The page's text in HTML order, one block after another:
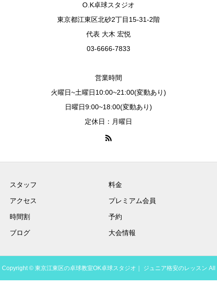
O.K卓球スタジオ
東京都江東区北砂2丁目15-31-2階
代表 大木 宏悦
03-6666-7833
営業時間
火曜日~土曜日10:00~21:00(変動あり)
日曜日9:00~18:00(変動あり)
定休日：月曜日
スタッフ 料金
アクセス プレミアム会員
時間割 予約
ブログ 大会情報
Copyright © 東京江東区の卓球教室OK卓球スタジオ｜ ジュニア格安のレッスン All